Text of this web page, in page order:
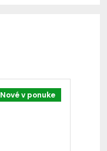
Nové v ponuke